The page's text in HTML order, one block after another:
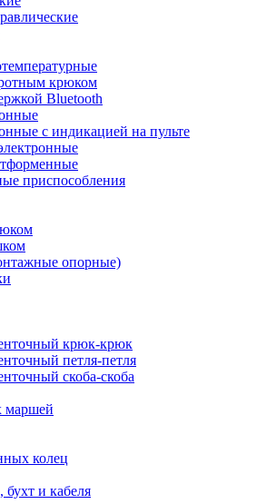
крюком
Bluetooth
с индикацией на пульте
приспособления
опорные)
крюк-крюк
петля-петля
скоба-скоба
маршей
колец
бухт и кабеля